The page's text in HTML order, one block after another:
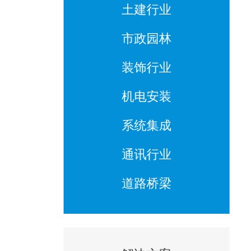
土建行业
市政园林
装饰行业
机电安装
系统集成
通讯行业
道路桥梁